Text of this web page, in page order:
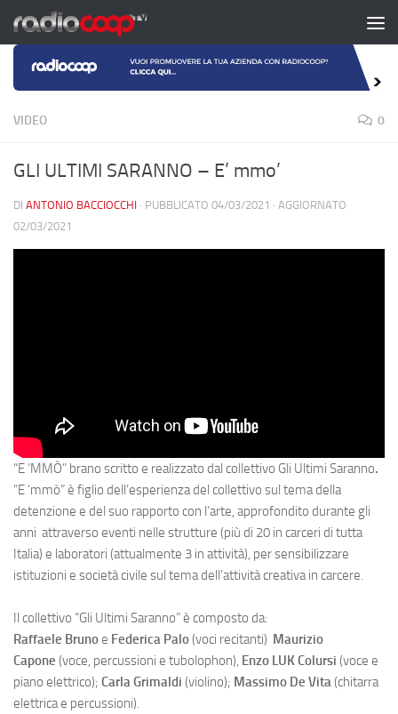
Salta al contenuto
VIDEO 0
GLI ULTIMI SARANNO – E’ mmo’
DI ANTONIO BACCIOCCHI · PUBBLICATO 04/03/2021 · AGGIORNATO
02/03/2021
“E ‘MMÒ” brano scritto e realizzato dal collettivo Gli Ultimi Saranno.
“E ‘mmò” è figlio dell’esperienza del collettivo sul tema della
detenzione e del suo rapporto con l’arte, approfondito durante gli
anni attraverso eventi nelle strutture (più di 20 in carceri di tutta
Italia) e laboratori (attualmente 3 in attività), per sensibilizzare
istituzioni e società civile sul tema dell’attività creativa in carcere.
Il collettivo “Gli Ultimi Saranno” è composto da:
Raffaele Brunoe Federica Palo(voci recitanti) Maurizio
Capone (voce, percussioni e tubolophon), Enzo LUK Colursi (voce e
piano elettrico); Carla Grimaldi (violino); Massimo De Vita(chitarra
elettrica e percussioni).